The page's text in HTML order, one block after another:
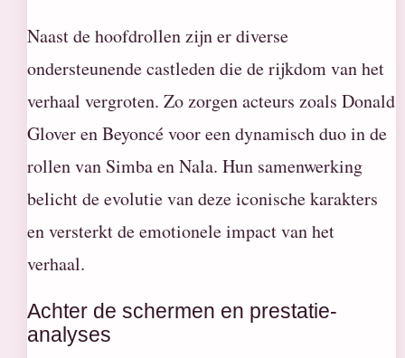
Naast de hoofdrollen zijn er diverse
ondersteunende castleden die de rijkdom van het
verhaal vergroten. Zo zorgen acteurs zoals Donald
Glover en Beyoncé voor een dynamisch duo in de
rollen van Simba en Nala. Hun samenwerking
belicht de evolutie van deze iconische karakters
en versterkt de emotionele impact van het
verhaal.
Achter de schermen en prestatie-
analyses